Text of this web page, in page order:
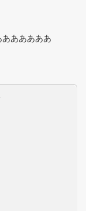
あああああ